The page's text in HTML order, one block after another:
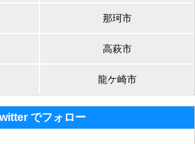
那珂市
高萩市
龍ケ崎市
でフォロー